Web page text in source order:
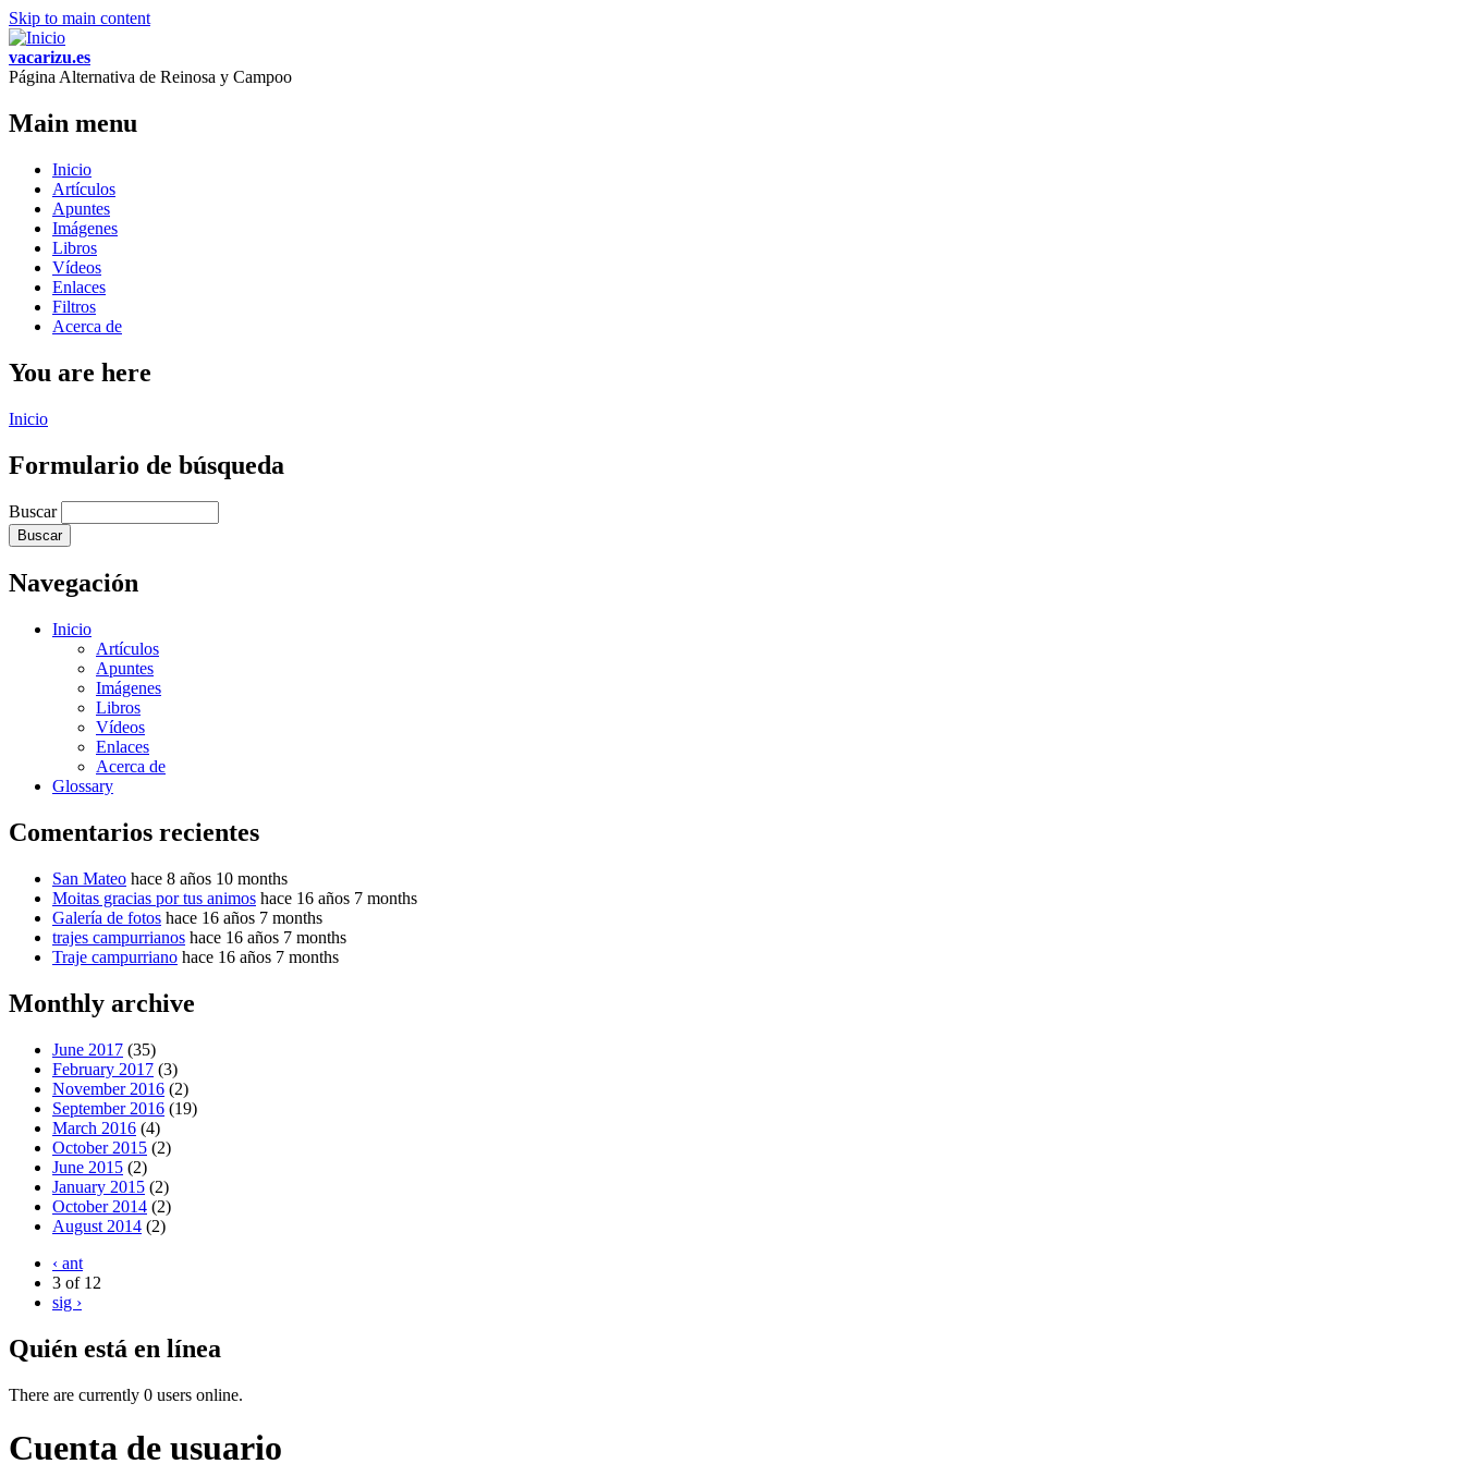
Skip to main content
vacarizu.es
Página Alternativa de Reinosa y Campoo
Main menu
Inicio
Artículos
Apuntes
Imágenes
Libros
Vídeos
Enlaces
Filtros
Acerca de
You are here
Inicio
Formulario de búsqueda
Buscar
Navegación
Inicio
Artículos
Apuntes
Imágenes
Libros
Vídeos
Enlaces
Acerca de
Glossary
Comentarios recientes
San Mateo hace 8 años 10 months
Moitas gracias por tus animos hace 16 años 7 months
Galería de fotos hace 16 años 7 months
trajes campurrianos hace 16 años 7 months
Traje campurriano hace 16 años 7 months
Monthly archive
June 2017 (35)
February 2017 (3)
November 2016 (2)
September 2016 (19)
March 2016 (4)
October 2015 (2)
June 2015 (2)
January 2015 (2)
October 2014 (2)
August 2014 (2)
‹ ant
3 of 12
sig ›
Quién está en línea
There are currently 0 users online.
Cuenta de usuario